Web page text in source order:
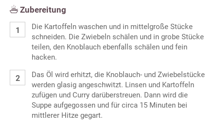
Zubereitung
Die Kartoffeln waschen und in mittelgroße Stücke
schneiden. Die Zwiebeln schälen und in grobe Stücke
teilen, den Knoblauch ebenfalls schälen und fein
hacken.
Das Öl wird erhitzt, die Knoblauch- und Zwiebelstücke
werden glasig angeschwitzt. Linsen und Kartoffeln
zufügen und Curry darüberstreuen. Dann wird die
Suppe aufgegossen und für circa 15 Minuten bei
mittlerer Hitze gegart.